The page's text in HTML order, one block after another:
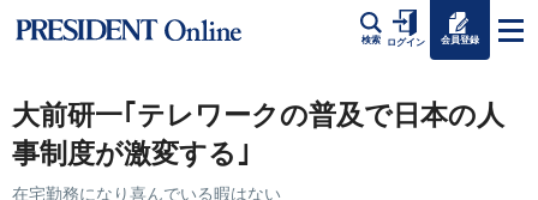
検索 ログイン 会員登録
大前研一｢テレワークの普及で日本の人
事制度が激変する｣
在宅勤務になり喜んでいる暇はない